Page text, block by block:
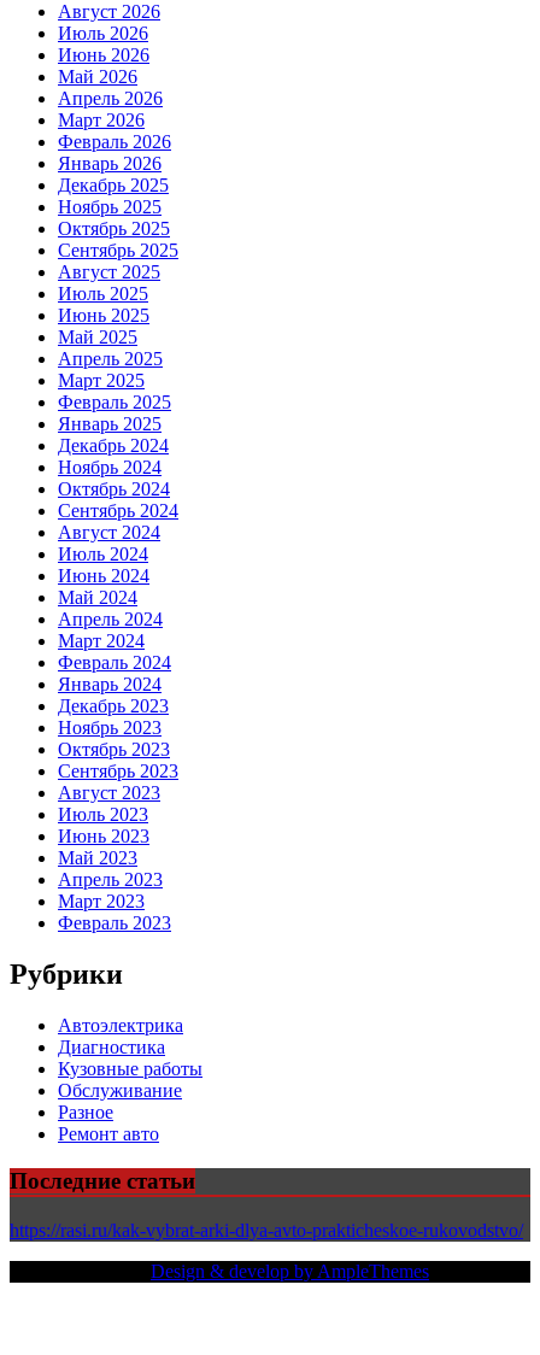
Август 2026
Июль 2026
Июнь 2026
Май 2026
Апрель 2026
Март 2026
Февраль 2026
Январь 2026
Декабрь 2025
Ноябрь 2025
Октябрь 2025
Сентябрь 2025
Август 2025
Июль 2025
Июнь 2025
Май 2025
Апрель 2025
Март 2025
Февраль 2025
Январь 2025
Декабрь 2024
Ноябрь 2024
Октябрь 2024
Сентябрь 2024
Август 2024
Июль 2024
Июнь 2024
Май 2024
Апрель 2024
Март 2024
Февраль 2024
Январь 2024
Декабрь 2023
Ноябрь 2023
Октябрь 2023
Сентябрь 2023
Август 2023
Июль 2023
Июнь 2023
Май 2023
Апрель 2023
Март 2023
Февраль 2023
Рубрики
Автоэлектрика
Диагностика
Кузовные работы
Обслуживание
Разное
Ремонт авто
Последние статьи
https://rasi.ru/kak-vybrat-arki-dlya-avto-prakticheskoe-rukovodstvo/
Design & develop by AmpleThemes